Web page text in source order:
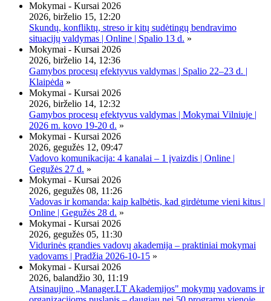
Mokymai - Kursai 2026
2026, birželio 15, 12:20
Skundų, konfliktų, streso ir kitų sudėtingų bendravimo
situacijų valdymas | Online | Spalio 13 d. »
Mokymai - Kursai 2026
2026, birželio 14, 12:36
Gamybos procesų efektyvus valdymas | Spalio 22–23 d. |
Klaipėda »
Mokymai - Kursai 2026
2026, birželio 14, 12:32
Gamybos procesų efektyvus valdymas | Mokymai Vilniuje |
2026 m. kovo 19-20 d. »
Mokymai - Kursai 2026
2026, gegužės 12, 09:47
Vadovo komunikacija: 4 kanalai – 1 įvaizdis | Online |
Gegužės 27 d. »
Mokymai - Kursai 2026
2026, gegužės 08, 11:26
Vadovas ir komanda: kaip kalbėtis, kad girdėtume vieni kitus |
Online | Gegužės 28 d. »
Mokymai - Kursai 2026
2026, gegužės 05, 11:30
Vidurinės grandies vadovų akademija – praktiniai mokymai
vadovams | Pradžia 2026-10-15 »
Mokymai - Kursai 2026
2026, balandžio 30, 11:19
Atsinaujino „Manager.LT Akademijos" mokymų vadovams ir